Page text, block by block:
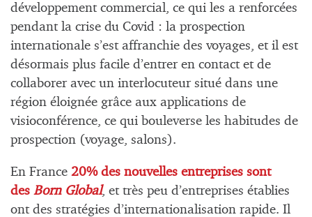
développement commercial, ce qui les a renforcées
pendant la crise du Covid : la prospection
internationale s’est affranchie des voyages, et il est
désormais plus facile d’entrer en contact et de
collaborer avec un interlocuteur situé dans une
région éloignée grâce aux applications de
visioconférence, ce qui bouleverse les habitudes de
prospection (voyage, salons).
En France 20% des nouvelles entreprises sont
des Born Global, et très peu d’entreprises établies
ont des stratégies d’internationalisation rapide. Il